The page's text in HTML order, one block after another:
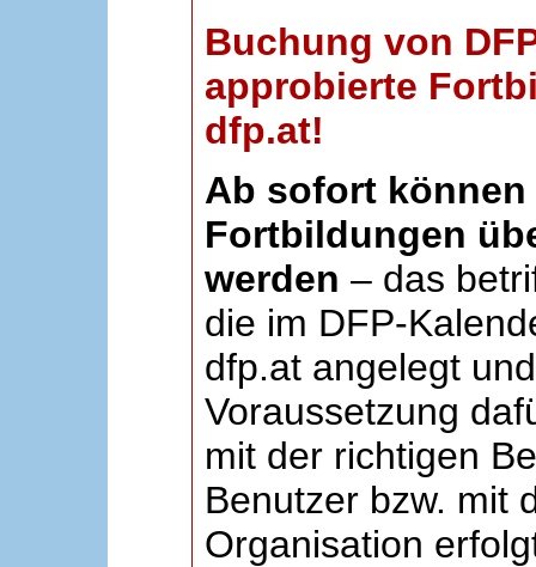
Buchung von
approbierte
dfp.at!
Ab sofort können
Fortbildungen
werden – das
die im DFP-
dfp.at angelegt
Voraussetzung
mit der richtigen
Benutzer bzw. mit
Organisation